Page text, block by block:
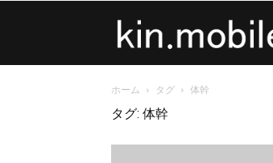
ホーム タグ 体幹
タグ: 体幹